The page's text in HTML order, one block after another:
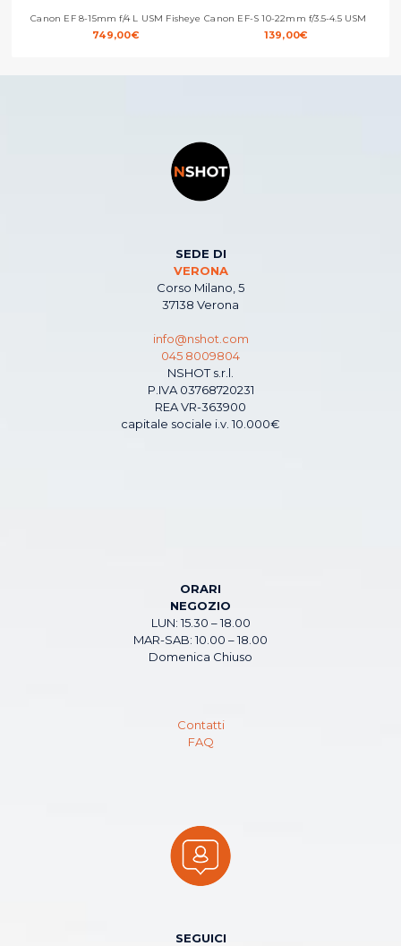
Canon EF 8-15mm f/4 L USM Fisheye
749,00€
Canon EF-S 10-22mm f/3.5-4.5 USM
139,00€
SEDE DI
VERONA
Corso Milano, 5
37138 Verona
info@nshot.com
045 8009804
NSHOT s.r.l.
P.IVA 03768720231
REA VR-363900
capitale sociale i.v. 10.000€
ORARI
NEGOZIO
LUN: 15.30 – 18.00
MAR-SAB: 10.00 – 18.00
Domenica Chiuso
Contatti
FAQ
SEGUICI